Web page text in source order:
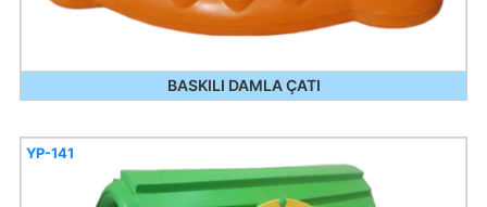
BASKILI DAMLA ÇATI
YP-141